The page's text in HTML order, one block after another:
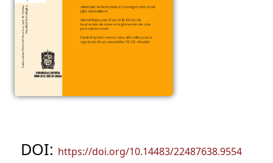
DOI: https://doi.org/10.14483/22487638.9554